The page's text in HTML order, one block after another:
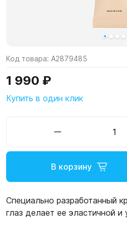
Код товара: A2879485
1 990 ₽
Купить в один клик
В корзину
Специально разработанный
глаз делает ее эластичной и